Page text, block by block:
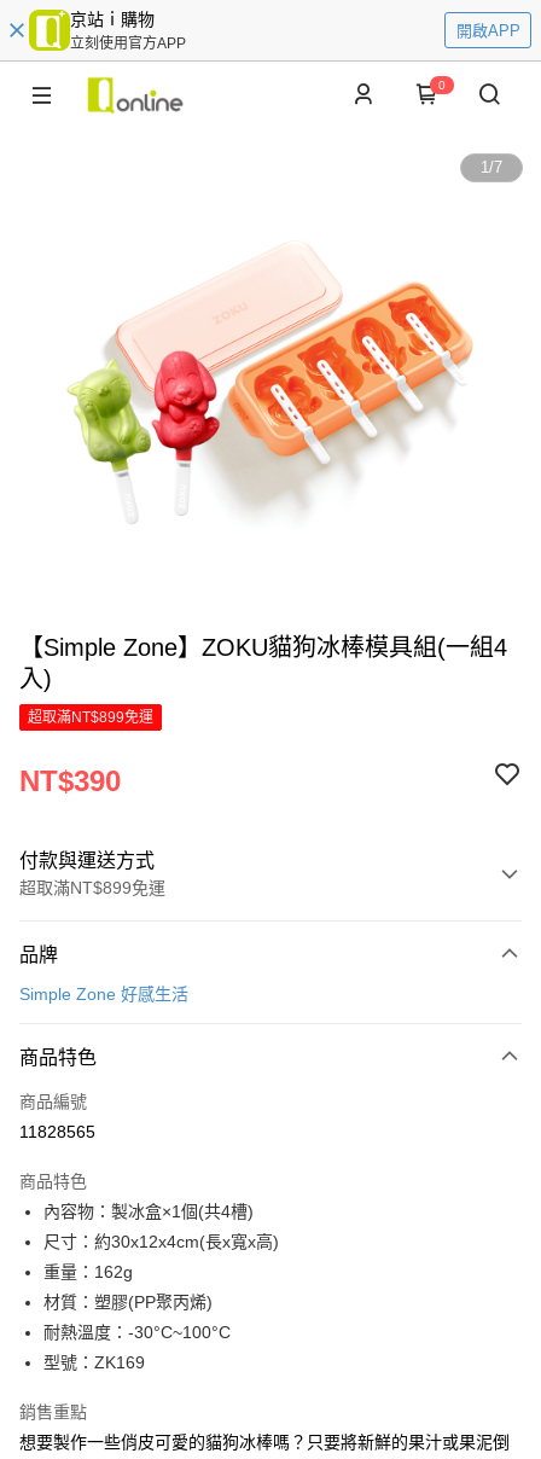
京站ｉ購物
立刻使用官方APP
開啟APP
0
1/7
【Simple Zone】ZOKU貓狗冰棒模具組(一組4
入)
超取滿NT$899免運
NT$390
付款與運送方式
超取滿NT$899免運
信用卡一次付款
Apple Pay
街口支付
Google Pay
全盈+PAY
大哥付你分期
相關說明
【大哥付你分期使用說明】
1.本服務由台灣大哥大提供，台灣大哥大用戶可立即使用無須另外申請。
流程，驗證手機門號後，選擇欲分期的期數、繳款截止日，確認付款後即完
成交易。
3.實際核准額度、可分期數及費用金額請依後續交易確認頁面所載為準。
AFTEE先享後付
【關於「AFTEE先享後付」】
AFTEE先享後付是「在收到商品之後才付款」的支付方式。 讓您購物簡單
ATM付款
品牌
Simple Zone 好感生活
商品特色
商品編號
11828565
商品特色
內容物：製冰盒×1個(共4槽)
尺寸：約30x12x4cm(長x寬x高)
重量：162g
材質：塑膠(PP聚丙烯)
耐熱溫度：-30°C~100°C
型號：ZK169
銷售重點
想要製作一些俏皮可愛的貓狗冰棒嗎？只要將新鮮的果汁或果泥倒